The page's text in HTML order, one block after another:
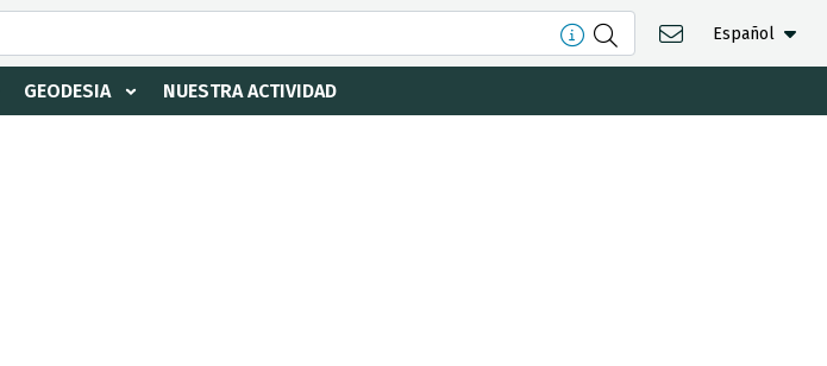
Español
GEODESIA NUESTRA ACTIVIDAD